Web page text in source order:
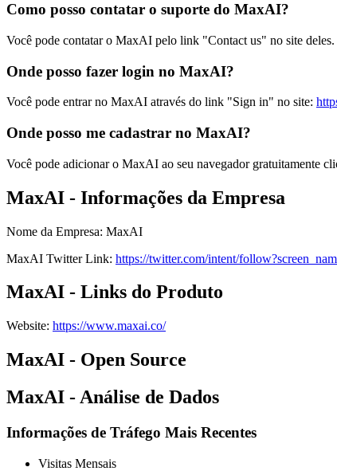
Como posso contatar o suporte do MaxAI?
Você pode contatar o MaxAI pelo link "Contact us" no site deles.
Onde posso fazer login no MaxAI?
Você pode entrar no MaxAI através do link "Sign in" no site:
Onde posso me cadastrar no MaxAI?
Você pode adicionar o MaxAI ao seu navegador gratuitamente
MaxAI - Informações da Empresa
Nome da Empresa: MaxAI
MaxAI Twitter Link: https://twitter.com/intent/
MaxAI - Links do Produto
Website: https://www.maxai.co/
MaxAI - Open Source
MaxAI - Análise de Dados
Informações de Tráfego Mais Recentes
Visitas Mensais